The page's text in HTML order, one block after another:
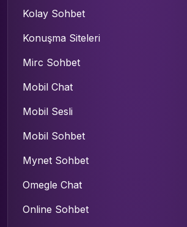
Kolay Sohbet
Konuşma Siteleri
Mirc Sohbet
Mobil Chat
Mobil Sesli
Mobil Sohbet
Mynet Sohbet
Omegle Chat
Online Sohbet